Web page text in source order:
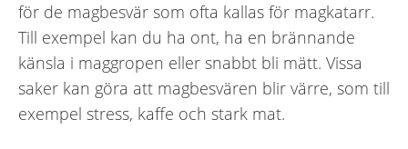
för de magbesvär som ofta kallas för magkatarr.
Till exempel kan du ha ont, ha en brännande
känsla i maggropen eller snabbt bli mätt. Vissa
saker kan göra att magbesvären blir värre, som till
exempel stress, kaffe och stark mat.